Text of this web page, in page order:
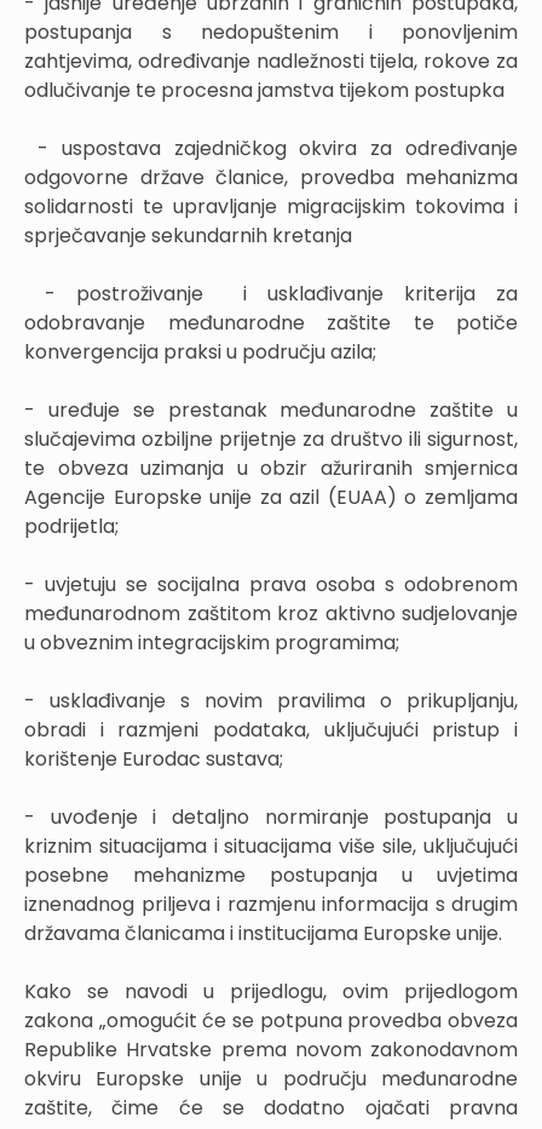
postupanja s nedopuštenim i ponovljenim
zahtjevima, određivanje nadležnosti tijela, rokove za
odlučivanje te procesna jamstva tijekom postupka
- uspostava zajedničkog okvira za određivanje
odgovorne države članice, provedba mehanizma
solidarnosti te upravljanje migracijskim tokovima i
sprječavanje sekundarnih kretanja
- postroživanje i usklađivanje kriterija za
odobravanje međunarodne zaštite te potiče
konvergencija praksi u području azila;
- uređuje se prestanak međunarodne zaštite u
slučajevima ozbiljne prijetnje za društvo ili sigurnost,
te obveza uzimanja u obzir ažuriranih smjernica
Agencije Europske unije za azil (EUAA) o zemljama
podrijetla;
- uvjetuju se socijalna prava osoba s odobrenom
međunarodnom zaštitom kroz aktivno sudjelovanje
u obveznim integracijskim programima;
- usklađivanje s novim pravilima o prikupljanju,
obradi i razmjeni podataka, uključujući pristup i
korištenje Eurodac sustava;
- uvođenje i detaljno normiranje postupanja u
kriznim situacijama i situacijama više sile, uključujući
posebne mehanizme postupanja u uvjetima
iznenadnog priljeva i razmjenu informacija s drugim
državama članicama i institucijama Europske unije.
Kako se navodi u prijedlogu, ovim prijedlogom
zakona „omogućit će se potpuna provedba obveza
Republike Hrvatske prema novom zakonodavnom
okviru Europske unije u području međunarodne
zaštite, čime će se dodatno ojačati pravna